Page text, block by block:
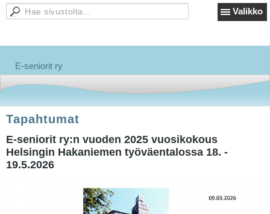
Valikko
E-seniorit ry
Tapahtumat
E-seniorit ry:n vuoden 2025 vuosikokous
Helsingin Hakaniemen työväentalossa 18. -
19.5.2026